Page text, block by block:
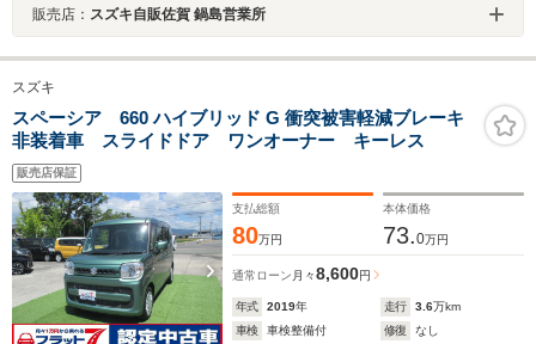
販売店： スズキ自販佐賀 鍋島営業所
スズキ
スペーシア 660 ハイブリッド G 衝突被害軽減ブレーキ
非装着車 スライドドア ワンオーナー キーレス
販売店保証
支払総額
80万円
本体価格
73.0万円
通常ローン 月々8,600円
年式 2019年 走行 3.6万km
車検
車検整備付 修復
なし